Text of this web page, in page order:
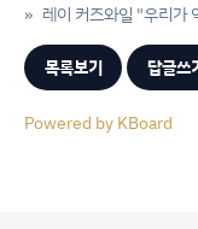
레이 커즈와일 "우리가
»
목록보기 답글쓰
Powered by KBoard